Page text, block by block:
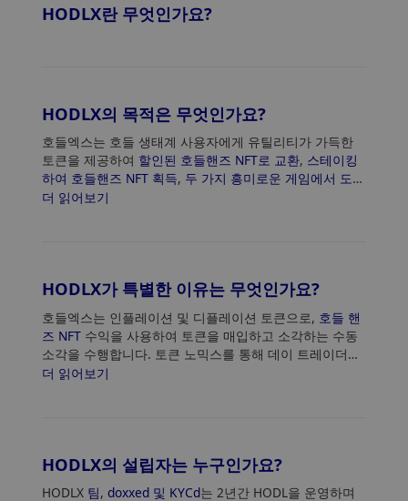
HODLX란 무엇인가요?
HODLX의 목적은 무엇인가요?
호들엑스는 호들 생태계 사용자에게 유틸리티가 가득한
토큰을 제공하여 할인된 호들핸즈 NFT로 교환, 스테이킹
하여 호들핸즈 NFT 획득, 두 가지 흥미로운 게임에서 도
박 ,플레이하여 '에너지' 획득
더 읽어보기
HODLX가 특별한 이유는 무엇인가요?
호들엑스는 인플레이션 및 디플레이션 토큰으로, 호들 핸
즈 NFT수익을 사용하여 토큰을 매입하고 소각하는 수동
소각을 수행합니다. 토큰 노믹스를 통해 데이 트레이더와
HODL, HODLX, HODL 핸즈 NFT를 획득하고 베팅을 즐기
더 읽어보기
HODLX의 설립자는 누구인가요?
HODLX 팀, doxxed 및 KYCd는 2년간 HODL을 운영하며